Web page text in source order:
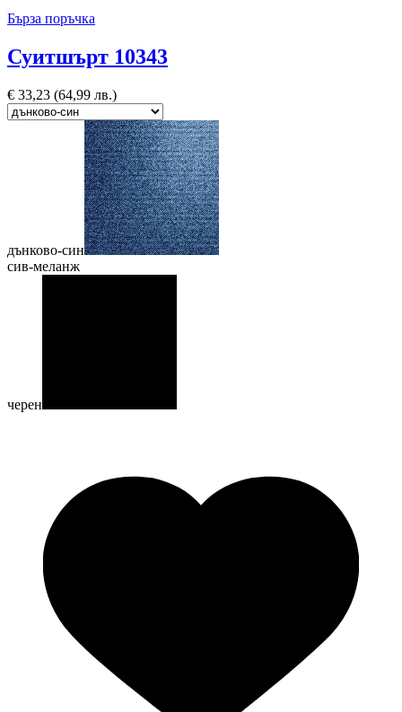
Бърза поръчка
Суитшърт 10343
€ 33,23 (64,99 лв.)
дънково-син
сив-меланж
черен